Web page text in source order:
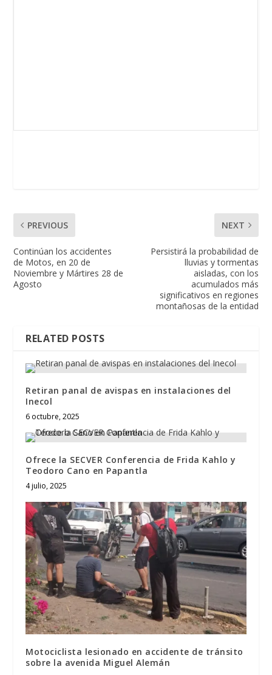
PREVIOUS
Continúan los accidentes
de Motos, en 20 de
Noviembre y Mártires 28 de
Agosto
NEXT
Persistirá la probabilidad de
lluvias y tormentas
aisladas, con los
acumulados más
significativos en regiones
montañosas de la entidad
RELATED POSTS
Retiran panal de avispas en instalaciones del
Inecol
6 octubre, 2025
Ofrece la SECVER Conferencia de Frida Kahlo y
Teodoro Cano en Papantla
4 julio, 2025
Motociclista lesionado en accidente de tránsito
sobre la avenida Miguel Alemán